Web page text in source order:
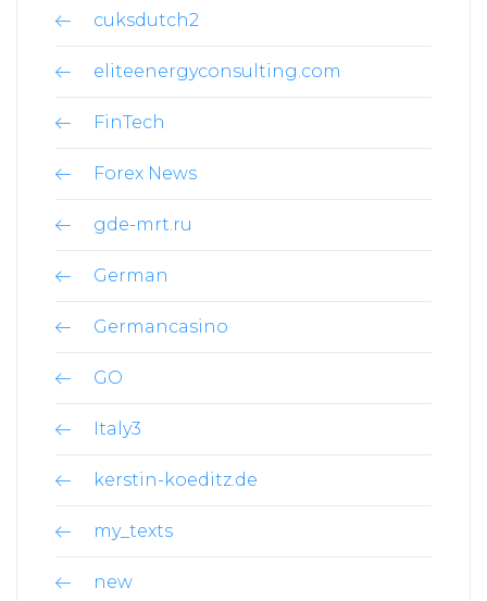
cuksdutch2
eliteenergyconsulting.com
FinTech
Forex News
gde-mrt.ru
German
Germancasino
GO
Italy3
kerstin-koeditz.de
my_texts
new